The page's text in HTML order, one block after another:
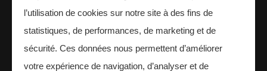
Facebook Instagram Youtube
l’utilisation de cookies sur notre site à des fins de
statistiques, de performances, de marketing et de
sécurité. Ces données nous permettent d’améliorer
votre expérience de navigation, d’analyser et de